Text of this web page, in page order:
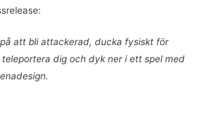
att bli attackerad, ducka fysiskt för
dig och dyk ner i ett spel med